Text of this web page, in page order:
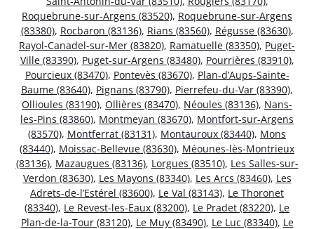
Roquebrune-sur-Argens (83520), Roquebrune-sur-Argens
(83380), Rocbaron (83136), Rians (83560), Régusse (83630),
Rayol-Canadel-sur-Mer (83820), Ramatuelle (83350), Puget-
Ville (83390), Puget-sur-Argens (83480), Pourrières (83910),
Pourcieux (83470), Pontevès (83670), Plan-d’Aups-Sainte-
Baume (83640), Pignans (83790), Pierrefeu-du-Var (83390),
Ollioules (83190), Ollières (83470), Néoules (83136), Nans-
les-Pins (83860), Montmeyan (83670), Montfort-sur-Argens
(83570), Montferrat (83131), Montauroux (83440), Mons
(83440), Moissac-Bellevue (83630), Méounes-lès-Montrieux
(83136), Mazaugues (83136), Lorgues (83510), Les Salles-sur-
Verdon (83630), Les Mayons (83340), Les Arcs (83460), Les
Adrets-de-l’Estérel (83600), Le Val (83143), Le Thoronet
(83340), Le Revest-les-Eaux (83200), Le Pradet (83220), Le
Plan-de-la-Tour (83120), Le Muy (83490), Le Luc (83340), Le